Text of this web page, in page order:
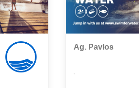
Ag. Pavlos